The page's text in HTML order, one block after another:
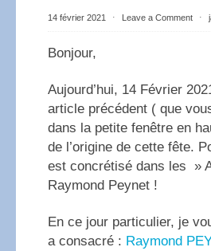
14 février 2021 ⋅ Leave a Comment ⋅
Bonjour,
Aujourd’hui, 14 Février
article précédent ( que
dans la petite fenêtre en
de l’origine de cette fête.
est concrétisé dans les »
Raymond Peynet !
En ce jour particulier, je
a consacré : Raymond